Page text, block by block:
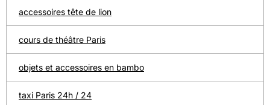
accessoires tête de lion
cours de théâtre Paris
objets et accessoires en bambo
taxi Paris 24h / 24